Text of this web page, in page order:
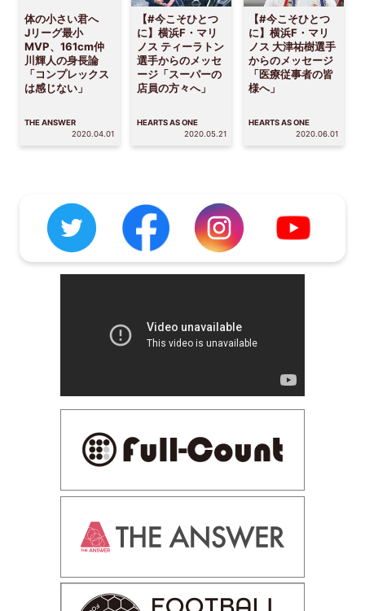
体の小さい君へ
Jリーグ最小
MVP、161cm仲
川輝人の身長論
「コンプレックス
は感じない」
THE ANSWER
2020.04.01
【#今こそひとつ
に】横浜F・マリ
ノス ティーラトン
選手からのメッセ
ージ「スーパーの
店員の方々へ」
HEARTS AS ONE
2020.05.21
【#今こそひとつ
に】横浜F・マリ
ノス 大津祐樹選手
からのメッセージ
「医療従事者の皆
様へ」
HEARTS AS ONE
2020.06.01